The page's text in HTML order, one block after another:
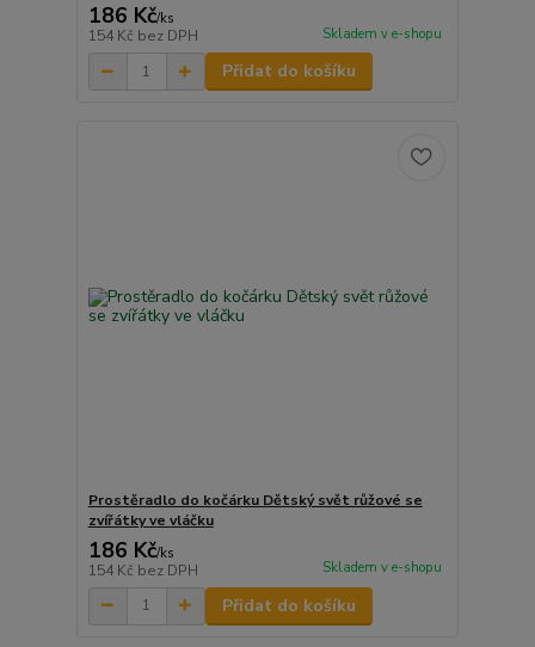
186 Kč/ks
154 Kč bez DPH Skladem v e-shopu
Přidat do košíku
Prostěradlo do kočárku Dětský svět růžové se
zvířátky ve vláčku
186 Kč/ks
154 Kč bez DPH Skladem v e-shopu
Přidat do košíku